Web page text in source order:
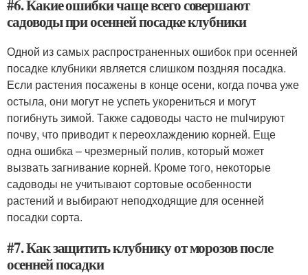
#6. Какие ошибки чаще всего совершают
садоводы при осенней посадке клубники
Одной из самых распространенных ошибок при осенней
посадке клубники является слишком поздняя посадка.
Если растения посажены в конце осени, когда почва уже
остыла, они могут не успеть укорениться и могут
погибнуть зимой. Также садоводы часто не mulчируют
почву, что приводит к переохлаждению корней. Еще
одна ошибка – чрезмерный полив, который может
вызвать загнивание корней. Кроме того, некоторые
садоводы не учитывают сортовые особенности
растений и выбирают неподходящие для осенней
посадки сорта.
#7. Как защитить клубнику от морозов после
осенней посадки